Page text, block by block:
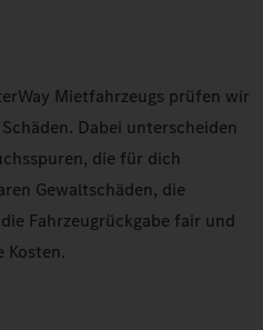
Mietfahrzeugs prüfen wir
Dabei unterscheiden
die für dich
Gewaltschäden, die
Fahrzeugrückgabe fair und
Kosten.